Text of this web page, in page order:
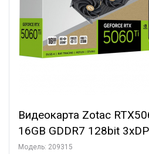
Видеокарта Zotac
16GB GDDR7 128bit
2FAN MEDIUM PACK
Модель: 209315